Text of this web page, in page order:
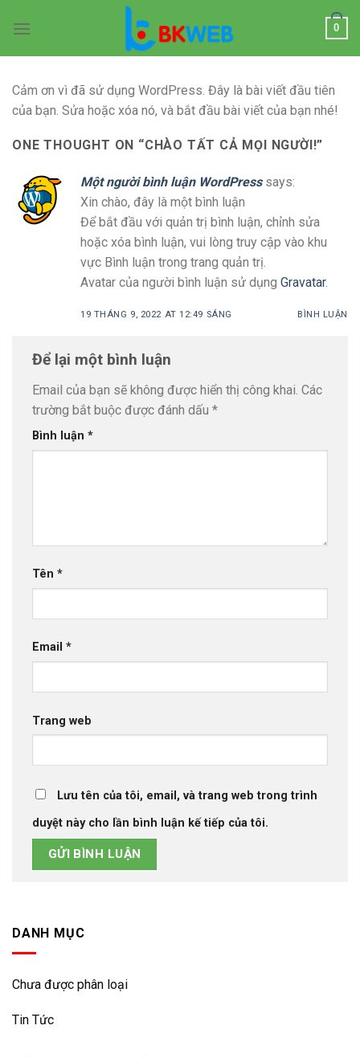
0
Cảm ơn vì đã sử dụng WordPress. Đây là bài viết đầu tiên
của bạn. Sửa hoặc xóa nó, và bắt đầu bài viết của bạn nhé!
ONE THOUGHT ON “CHÀO TẤT CẢ MỌI NGƯỜI!”
Một người bình luận WordPress says:
Xin chào, đây là một bình luận
Để bắt đầu với quản trị bình luận, chỉnh sửa
hoặc xóa bình luận, vui lòng truy cập vào khu
vực Bình luận trong trang quản trị.
Avatar của người bình luận sử dụng Gravatar.
19 THÁNG 9, 2022 AT 12:49 SÁNG BÌNH LUẬN
Để lại một bình luận
Email của bạn sẽ không được hiển thị công khai. Các
trường bắt buộc được đánh dấu *
Bình luận *
Tên *
Email *
Trang web
Lưu tên của tôi, email, và trang web trong trình
duyệt này cho lần bình luận kế tiếp của tôi.
DANH MỤC
Chưa được phân loại
Tin Tức